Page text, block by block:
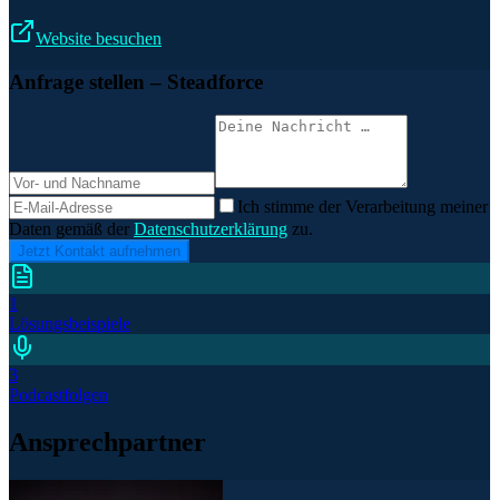
Website besuchen
Anfrage stellen – Steadforce
Ich stimme der Verarbeitung meiner
Daten gemäß der Datenschutzerklärung zu.
Jetzt Kontakt aufnehmen
1
Lösungsbeispiele
3
Podcastfolgen
Ansprechpartner